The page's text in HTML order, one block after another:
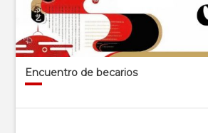
Encuentro de becarios